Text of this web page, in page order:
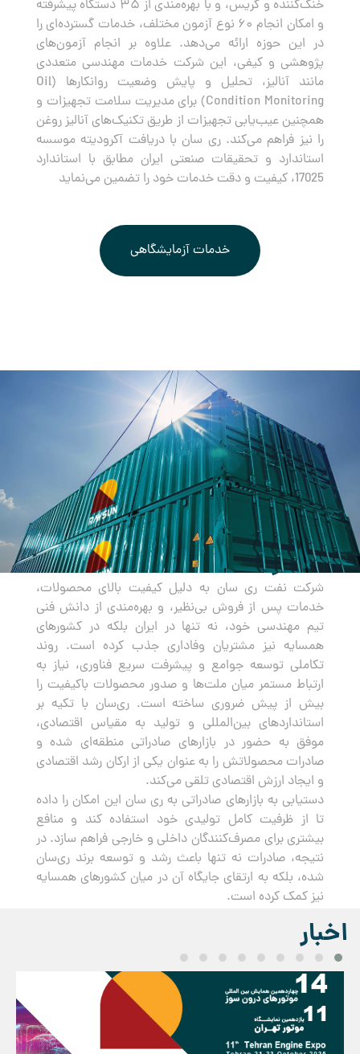
خنک‌کننده و گریس، و با بهره‌مندی از ۳۵ دستگاه پیشرفته
و امکان انجام ۶۰ نوع آزمون مختلف، خدمات گسترده‌ای را
در این حوزه ارائه می‌دهد. علاوه بر انجام آزمون‌های
پژوهشی و کیفی، این شرکت خدمات مهندسی متعددی
مانند آنالیز، تحلیل و پایش وضعیت روانکارها (Oil
Condition Monitoring) برای مدیریت سلامت تجهیزات و
همچنین عیب‌یابی تجهیزات از طریق تکنیک‌های آنالیز روغن
را نیز فراهم می‌کند. ری سان با دریافت آکرودیته موسسه
استاندارد و تحقیقات صنعتی ایران مطابق با استاندارد
17025، کیفیت و دقت خدمات خود را تضمین می‌نماید
خدمات آزمایشگاهی
صادرات
شرکت نفت ری سان به دلیل کیفیت بالای محصولات،
خدمات پس از فروش بی‌نظیر، و بهره‌مندی از دانش فنی
تیم مهندسی خود، نه تنها در ایران بلکه در کشورهای
همسایه نیز مشتریان وفاداری جذب کرده است. روند
تکاملی توسعه جوامع و پیشرفت سریع فناوری، نیاز به
ارتباط مستمر میان ملت‌ها و صدور محصولات باکیفیت را
بیش از پیش ضروری ساخته است. ری‌سان با تکیه بر
استانداردهای بین‌المللی و تولید به مقیاس اقتصادی،
موفق به حضور در بازارهای صادراتی منطقه‌ای شده و
صادرات محصولاتش را به عنوان یکی از ارکان رشد اقتصادی
و ایجاد ارزش اقتصادی تلقی می‌کند.
دستیابی به بازارهای صادراتی به ری سان این امکان را داده
تا از ظرفیت کامل تولیدی خود استفاده کند و منافع
بیشتری برای مصرف‌کنندگان داخلی و خارجی فراهم سازد. در
نتیجه، صادرات نه تنها باعث رشد و توسعه برند ری‌سان
شده، بلکه به ارتقای جایگاه آن در میان کشورهای همسایه
نیز کمک کرده است.
اخبار